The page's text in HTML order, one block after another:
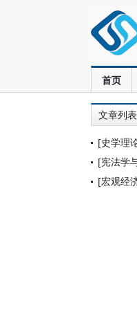
首页
文章列表
[史学理
[宪法学
[宏观经